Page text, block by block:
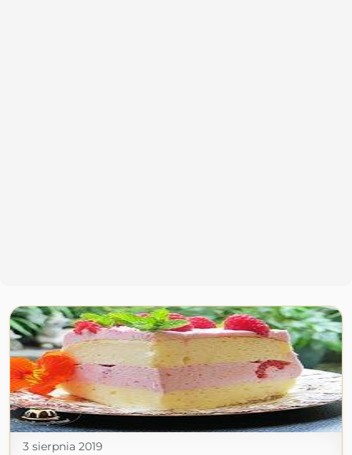
3 sierpnia 2019